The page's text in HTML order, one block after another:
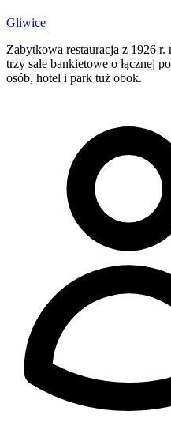
Gliwice
Zabytkowa restauracja z 1926
trzy sale bankietowe o łącznej
osób, hotel i park tuż obok.